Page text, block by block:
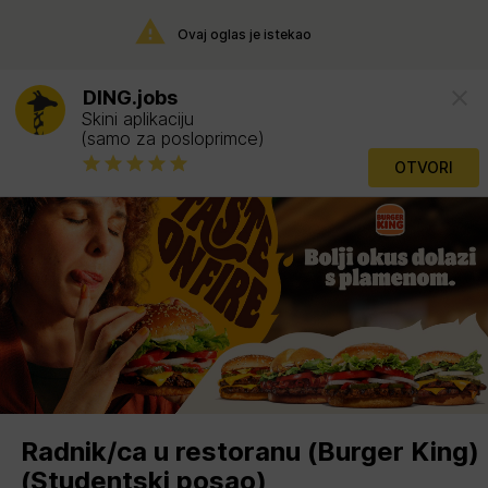
DING.jobs
Skini aplikaciju
(samo za posloprimce)
OTVORI
Ovaj oglas je istekao
Radnik/ca u restoranu (Burger King)
(Studentski posao)